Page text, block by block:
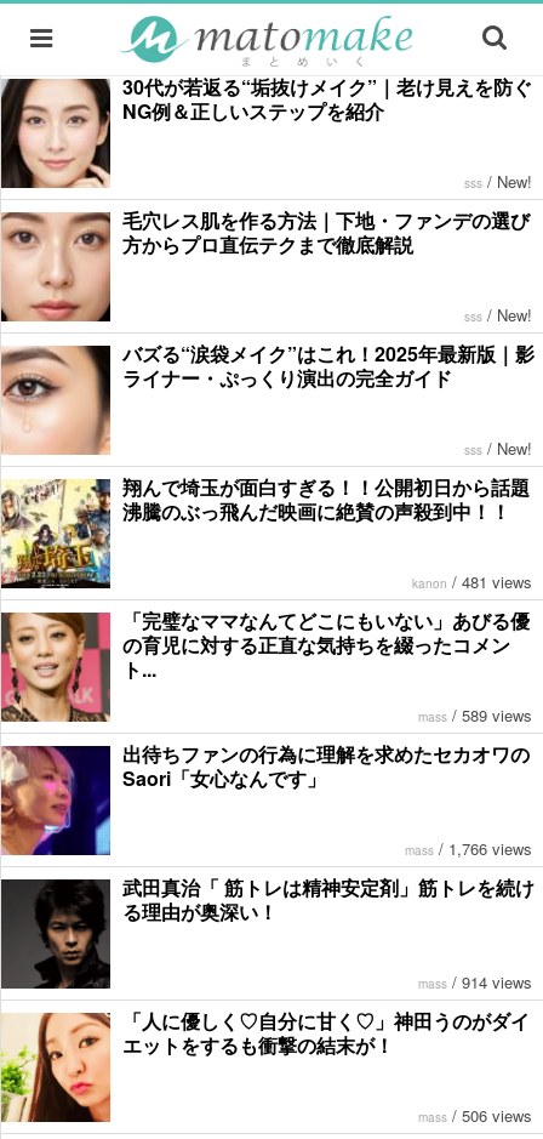
30代が若返る“垢抜けメイク”｜老け見えを防ぐ
NG例＆正しいステップを紹介
sss / New!
毛穴レス肌を作る方法｜下地・ファンデの選び
方からプロ直伝テクまで徹底解説
sss / New!
バズる“涙袋メイク”はこれ！2025年最新版｜影
ライナー・ぷっくり演出の完全ガイド
sss / New!
翔んで埼玉が面白すぎる！！公開初日から話題
沸騰のぶっ飛んだ映画に絶賛の声殺到中！！
kanon / 481 views
「完璧なママなんてどこにもいない」あびる優
の育児に対する正直な気持ちを綴ったコメン
ト...
mass / 589 views
出待ちファンの行為に理解を求めたセカオワの
Saori「女心なんです」
mass / 1,766 views
武田真治「 筋トレは精神安定剤」筋トレを続け
る理由が奥深い！
mass / 914 views
「人に優しく♡自分に甘く♡」神田うのがダイ
エットをするも衝撃の結末が！
mass / 506 views